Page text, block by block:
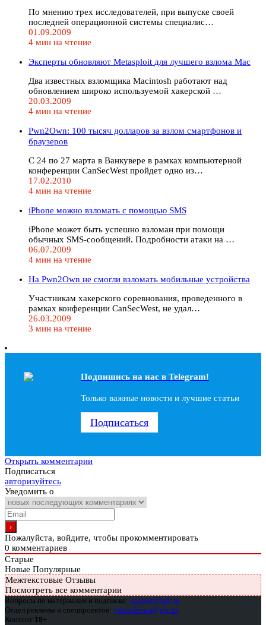
По мнению трех исследователей, при выпуске своей
последней операционной системы специалис…
01.09.2009
4 мин на чтение
Эксперты обновляют Metasploit для лучшего взлома Mac
Два известных взломщика Macintosh работают над
обновлением широко используемой хакерской …
20.03.2009
4 мин на чтение
Pwn2Own: 100 тысяч долларов за взлом смартфонов и
браузеров
С 24 по 27 марта в Ванкувере в рамках компьютерной
конференции CanSecWest пройдет одно из…
17.02.2010
4 мин на чтение
iPhone можно взломать с помощью SMS
iPhone может быть успешно взломан при помощи
обычных SMS-сообщений. Подробности атаки на …
06.07.2009
4 мин на чтение
На Pwn2Own не смогли взломать мобильные устройства
Участникам хакерского соревнования, проведенного в
рамках конференции CanSecWest, не удал…
26.03.2009
3 мин на чтение
Подпишись на наc в Telegram!
Только важные новости и лучшие статьи
Подписаться
Открыть комментарии
Подписаться
авторизуйтесь
Уведомить о
Пожалуйста, войдите, чтобы прокомментировать
0 комментариев
Старые
Новые Популярные
Межтекстовые Отзывы
Посмотреть все комментарии
Вопросы по материалам и подписке: support@glc.ru
Отдел рекламы и спецпроектов: yakovleva.a@glc.ru
Контент 18+